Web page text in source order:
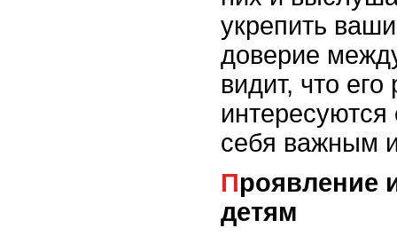
укрепить
доверие
видит, что
интересуются
себя важным
Проявление искреннего интереса к
детям